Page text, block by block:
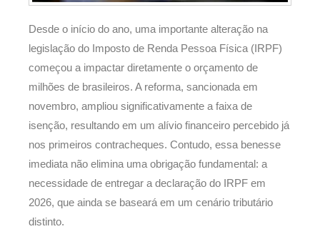
Desde o início do ano, uma importante alteração na
legislação do Imposto de Renda Pessoa Física (IRPF)
começou a impactar diretamente o orçamento de
milhões de brasileiros. A reforma, sancionada em
novembro, ampliou significativamente a faixa de
isenção, resultando em um alívio financeiro percebido já
nos primeiros contracheques. Contudo, essa benesse
imediata não elimina uma obrigação fundamental: a
necessidade de entregar a declaração do IRPF em
2026, que ainda se baseará em um cenário tributário
distinto.